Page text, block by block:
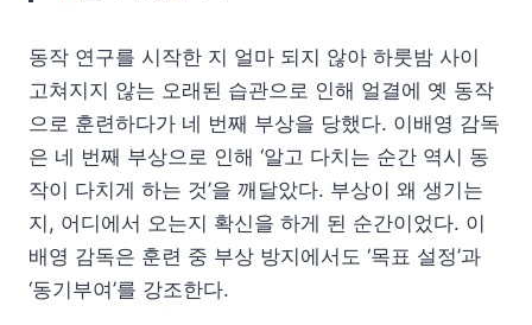
동작 연구를 시작한 지 얼마 되지 않아 하룻밤 사이
고쳐지지 않는 오래된 습관으로 인해 얼결에 옛 동작
으로 훈련하다가 네 번째 부상을 당했다. 이배영 감독
은 네 번째 부상으로 인해 ‘알고 다치는 순간 역시 동
작이 다치게 하는 것’을 깨달았다. 부상이 왜 생기는
지, 어디에서 오는지 확신을 하게 된 순간이었다. 이
배영 감독은 훈련 중 부상 방지에서도 ‘목표 설정’과
‘동기부여’를 강조한다.